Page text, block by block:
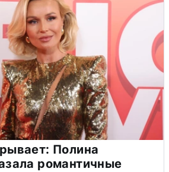
Полина
романтичные